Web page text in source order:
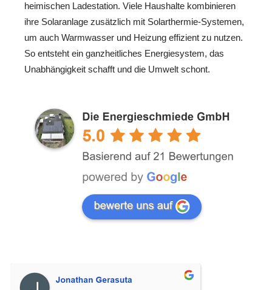
heimischen Ladestation. Viele Haushalte kombinieren
ihre Solaranlage zusätzlich mit Solarthermie-Systemen,
um auch Warmwasser und Heizung effizient zu nutzen.
So entsteht ein ganzheitliches Energiesystem, das
Unabhängigkeit schafft und die Umwelt schont.